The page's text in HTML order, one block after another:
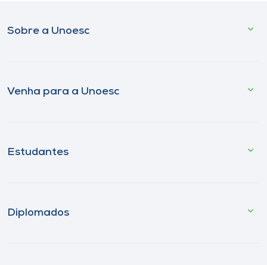
Sobre a Unoesc
Venha para a Unoesc
Estudantes
Diplomados